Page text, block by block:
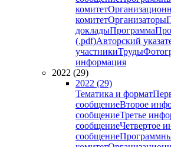
комитет
комитетОрганизаторы
докладыПрограмма
(.pdf)Авторский
участникиТруды
информация
2022 (29)
2022 (29)
Тематика и формат
сообщениеВторое
сообщениеТретье
сообщениеЧетвертое
сообщение